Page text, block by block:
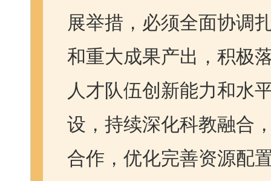
展举措，必须全面协调
和重大成果产出，积极
人才队伍创新能力和水
设，持续深化科教融合
合作，优化完善资源配